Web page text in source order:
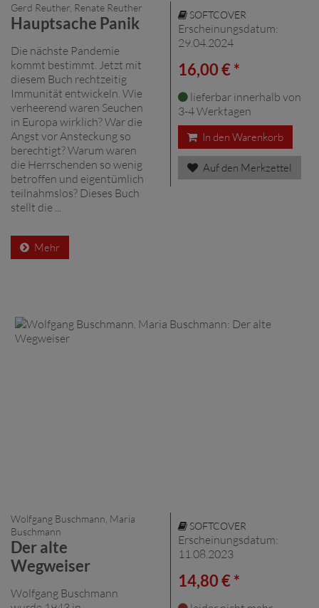
Gerd Reuther, Renate Reuther
Hauptsache Panik
Die nächste Pandemie
kommt bestimmt. Jetzt mit
diesem Buch rechtzeitig
Immunität entwickeln. Wie
verheerend waren Seuchen
in Europa wirklich? War die
Angst vor Ansteckung so
berechtigt? Warum waren
die Herrschenden so wenig
betroffen und eigentümlich
teilnahmslos? Dieses Buch
stellt die ...
Mehr
SOFTCOVER
Erscheinungsdatum:
29.04.2024
16,00 € *
lieferbar innerhalb von
3-4 Werktagen
In den Warenkorb
Auf den Merkzettel
Wolfgang Buschmann, Maria
Buschmann
Der alte
Wegweiser
Wolfgang Buschmann
SOFTCOVER
Erscheinungsdatum:
11.08.2023
14,80 € *